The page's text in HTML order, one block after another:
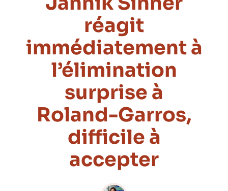
réagit
immédiatement à
l’élimination
surprise à
Roland-Garros,
difficile à
accepter